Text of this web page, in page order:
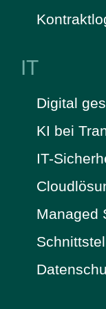
IT
Digital
KI bei
IT-
Managed